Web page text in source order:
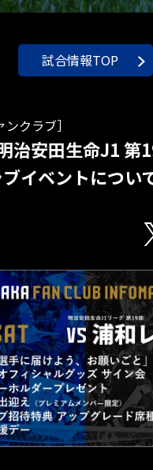
試合情報TOP
ンクラブ］
治安田生命J1 第
イベントについ